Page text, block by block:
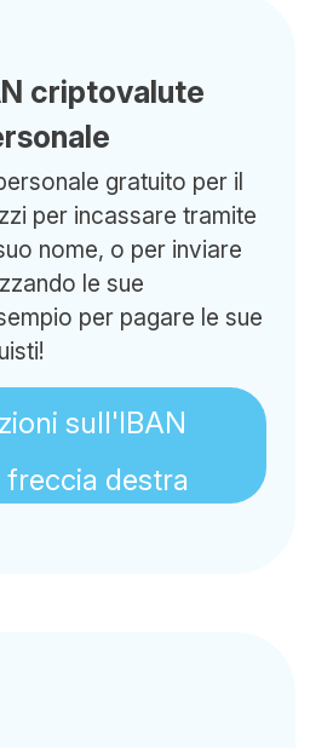
criptovalute
gratuito per il
per incassare tramite
nome, o per inviare
le sue
per pagare le sue
sull'IBAN